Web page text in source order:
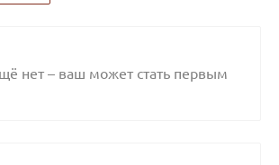
нет – ваш может стать первым